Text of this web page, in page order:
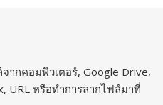
จากคอมพิวเตอร์, Google Drive,
URL หรือทำการลากไฟล์มาที่